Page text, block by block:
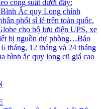
công suất dưới đây:
Bình Ắc quy Long chính
phối sỉ lẻ trên toàn quốc.
cho bộ lưu điện UPS, xe
bị nguồn dự phòng…Bảo
tháng, 12 tháng và 24 tháng
bình ắc quy long cũ giá cao